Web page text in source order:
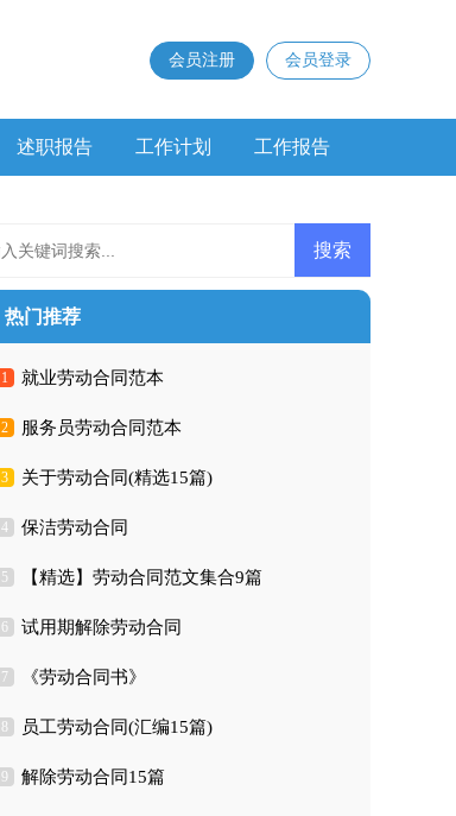
会员登录
会员注册
述职报告 工作计划 工作报告
热门推荐
1 就业劳动合同范本
2 服务员劳动合同范本
3 关于劳动合同(精选15篇)
4 保洁劳动合同
5 【精选】劳动合同范文集合9篇
6 试用期解除劳动合同
7 《劳动合同书》
8 员工劳动合同(汇编15篇)
9 解除劳动合同15篇